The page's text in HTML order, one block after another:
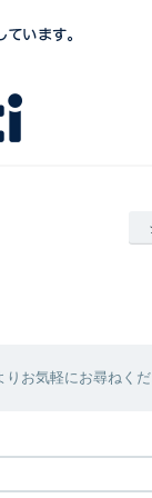
お気軽にお尋ねくだ